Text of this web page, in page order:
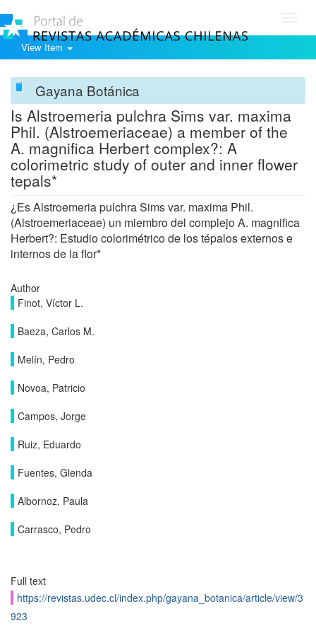
View Item
Gayana Botánica
Is Alstroemeria pulchra Sims var. maxima
Phil. (Alstroemeriaceae) a member of the
A. magnifica Herbert complex?: A
colorimetric study of outer and inner flower
tepals*
¿Es Alstroemeria pulchra Sims var. maxima Phil.
(Alstroemeriaceae) un miembro del complejo A. magnifica
Herbert?: Estudio colorimétrico de los tépalos externos e
internos de la flor*
Author
Finot, Víctor L.
Baeza, Carlos M.
Melín, Pedro
Novoa, Patricio
Campos, Jorge
Ruiz, Eduardo
Fuentes, Glenda
Albornoz, Paula
Carrasco, Pedro
Full text
https://revistas.udec.cl/index.php/gayana_botanica/article/view/3
923